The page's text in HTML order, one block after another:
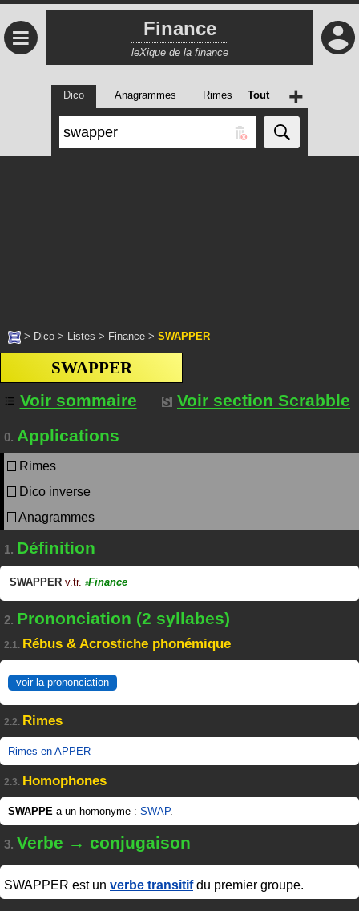
≡ Finance
leXique de la finance
Dico Anagrammes Rimes Tout +
> Dico > Listes > Finance > SWAPPER
SWAPPER
Voir sommaire
Voir section Scrabble
0. Applications
Rimes
Dico inverse
Anagrammes
1. Définition
SWAPPER v.tr. #Finance
2. Prononciation (2 syllabes)
2.1. Rébus & Acrostiche phonémique
voir la prononciation
2.2. Rimes
Rimes en APPER
2.3. Homophones
SWAPPE a un homonyme : SWAP.
3. Verbe → conjugaison
SWAPPER est un verbe transitifdu premier groupe.